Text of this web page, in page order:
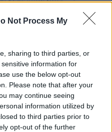
Not Process My
sharing to third parties, or
information for
use the below opt-out
Please note that after your
may continue seeing
information utilized by
to third parties prior to
opt-out of the further
fatto con uve di Ansonica
da Antonio Arrighi e figlie
il vino “IlaGiù”. Ecco il
Giallo paglierino con riflessi
fine, armonico, fruttato con
armonico, sapido,